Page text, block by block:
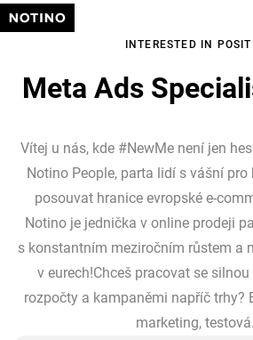
INTERESTED IN
Meta Ads
Vítej u nás, kde #NewMe není jen
Notino People, parta lidí s vášní
posouvat hranice evropské e-
Notino je jednička v online prodeji
s konstantním meziročním růstem a
v eurech!Chceš pracovat se
rozpočty a kampaněmi napříč trhy?
marketing,